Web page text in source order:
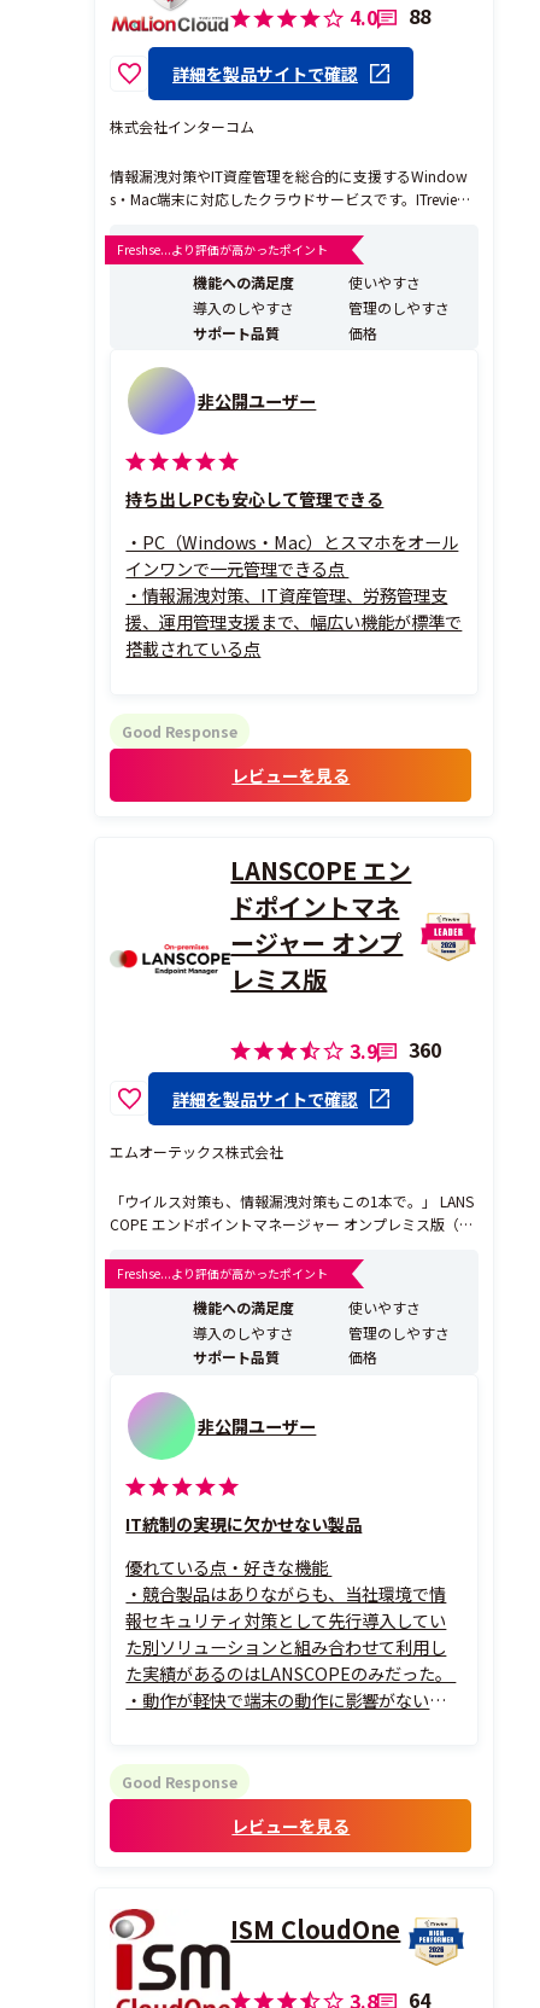
4.0 88
詳細を製品サイトで確認
株式会社インターコム
情報漏洩対策やIT資産管理を総合的に支援するWindow
s・Mac端末に対応したクラウドサービスです。ITreview
ル」部門で4.0の高評価を獲得しています。オプション追
加でiPhone、Androidの管理（MDM）にも対応できま
す。 ---情報漏洩...
Freshse...より評価が高かったポイント
機能への満足度
使いやすさ
導入のしやすさ
管理のしやすさ
サポート品質
価格
非公開ユーザー
持ち出しPCも安心して管理できる
・PC（Windows・Mac）とスマホをオール
インワンで一元管理できる点
・情報漏洩対策、IT資産管理、労務管理支
援、運用管理支援まで、幅広い機能が標準で
搭載されている点
Good Response
レビューを見る
LANSCOPE エン
ドポイントマネ
ージャー オンプ
レミス版
3.9 360
詳細を製品サイトで確認
エムオーテックス株式会社
「ウイルス対策も、情報漏洩対策もこの1本で。」 LANS
COPE エンドポイントマネージャー オンプレミス版（以
資産管理に加え、情報漏洩のリスクをエンドポイントで
守るセキュリティー製品です。 上場企業4社に1社、金融
機関の3社に1社（※）10,0...
Freshse...より評価が高かったポイント
機能への満足度
使いやすさ
導入のしやすさ
管理のしやすさ
サポート品質
価格
非公開ユーザー
IT統制の実現に欠かせない製品
優れている点・好きな機能
・競合製品はありながらも、当社環境で情
報セキュリティ対策として先行導入してい
た別ソリューションと組み合わせて利用し
た実績があるのはLANSCOPEのみだった。
・動作が軽快で端末の動作に影響がない点
が届く機能が多い。
・クラウド版よりも機能の取捨選択の自由
Good Response
レビューを見る
ISM CloudOne
3.8 64